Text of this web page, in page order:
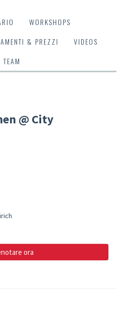
WORKSHOPS
& PREZZI
VIDEOS
@ City
ora